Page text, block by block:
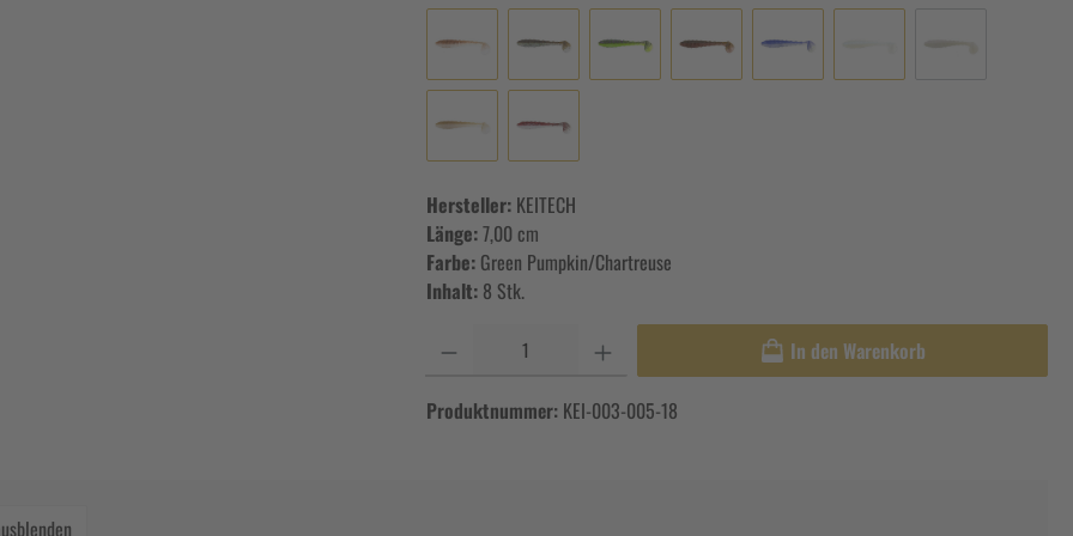
Hersteller: KEITECH
Länge:7,00 cm
Farbe: Green Pumpkin/Chartreuse
Inhalt: 8 Stk.
In den Warenkorb
Produktnummer: KEI-003-005-18